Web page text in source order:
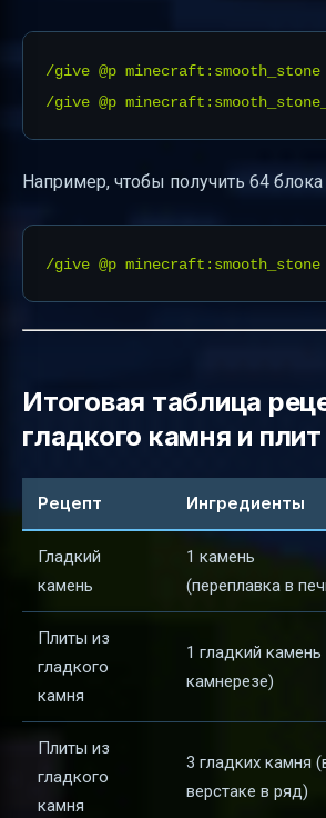
/give @p minecraft:smooth_stone
Например, чтобы получить 64
Итоговая таблица
гладкого камня и плит
Рецепт Ингредиенты
Гладкий
камень
1 камень
(переплавка в
Плиты из
гладкого
камня
1 гладкий камень
камнерезе)
Плиты из
гладкого
камня
3 гладких камня
верстаке в ряд)